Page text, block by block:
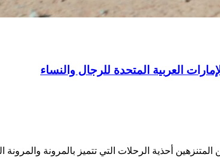
العربية المتحدة للرجال والنساء
أحذية الرحلات التي تتميز بالمرونة والمرونة